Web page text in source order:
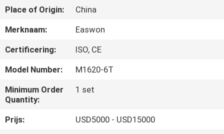
ONS
KWALITEITSCONTROLE
CONTACTEER
ONS
Place of Origin:
China
Merknaam:
Easwon
Certificering:
ISO, CE
Model Number:
M1620-6T
Minimum Order
Quantity:
1 set
Prijs:
USD5000 - USD15000